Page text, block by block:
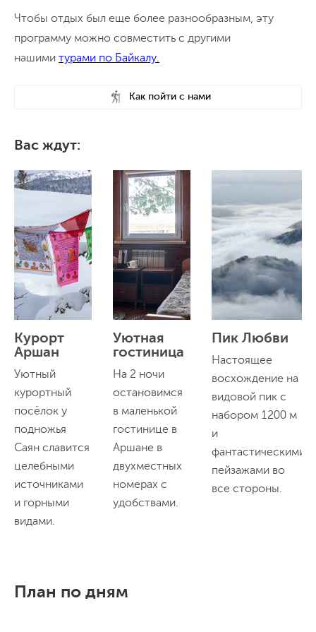
Чтобы отдых был еще более разнообразным, эту
программу можно совместить с другими
нашими турами по Байкалу.
Как пойти с нами
Вас ждут:
Курорт
Аршан
Уютный
курортный
посёлок у
подножья
Саян славится
целебными
источниками
и горными
видами.
Уютная
гостиница
На 2 ночи
остановимся
в маленькой
гостинице в
Аршане в
двухместных
номерах с
удобствами.
Пик Любви
Настоящее
восхождение на
видовой пик с
набором 1200 м
и
фантастическими
пейзажами во
все стороны.
План по дням